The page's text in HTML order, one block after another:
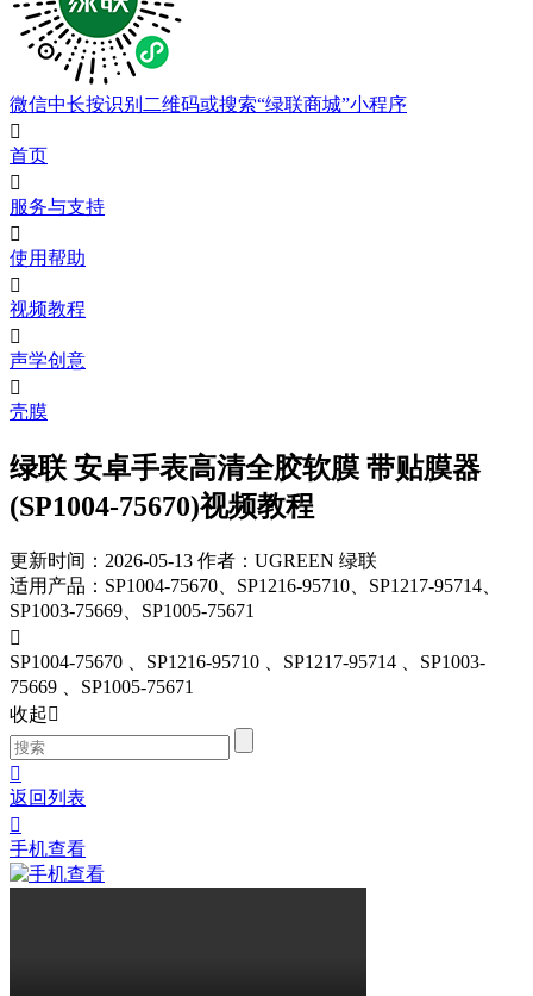
微信中长按识别二维码或搜索“绿联商城”小程序

首页

服务与支持

使用帮助

视频教程

声学创意

壳膜
绿联 安卓手表高清全胶软膜 带贴膜器
(SP1004-75670)视频教程
更新时间：2026-05-13 作者：UGREEN 绿联
适用产品 ： SP1004-75670、SP1216-95710、SP1217-95714、
SP1003-75669、SP1005-75671

SP1004-75670
、SP1216-95710 、SP1217-95714
、SP1003-
75669
、SP1005-75671
收起

返回列表

手机查看